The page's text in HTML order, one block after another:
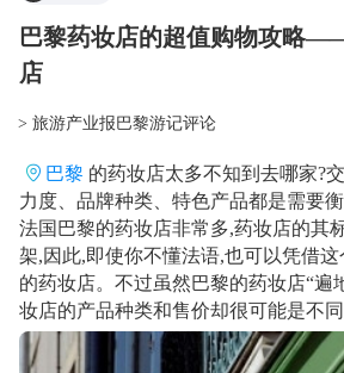
巴黎药妆店的超值购物攻略
店
> 旅游产业报巴黎游记评论
巴黎 的药妆店太多不知到去哪家?
力度、品牌种类、特色产品都是需要衡
法国巴黎的药妆店非常多,药妆店的其
架,因此,即使你不懂法语,也可以凭借这
的药妆店。不过虽然巴黎的药妆店“遍
妆店的产品种类和售价却很可能是不同